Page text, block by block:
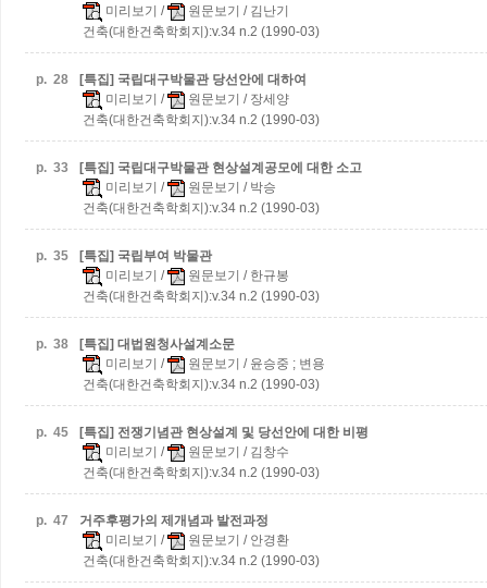
미리보기 / 원문보기 / 김난기
건축(대한건축학회지):v.34 n.2 (1990-03)
p. 28
[특집] 국립대구박물관 당선안에 대하여
미리보기 / 원문보기 / 장세양
건축(대한건축학회지):v.34 n.2 (1990-03)
p. 33
[특집] 국립대구박물관 현상설계공모에 대한 소고
미리보기 / 원문보기 / 박승
건축(대한건축학회지):v.34 n.2 (1990-03)
p. 35
[특집] 국립부여 박물관
미리보기 / 원문보기 / 한규봉
건축(대한건축학회지):v.34 n.2 (1990-03)
p. 38
[특집] 대법원청사설계소문
미리보기 / 원문보기 / 윤승중 ; 변용
건축(대한건축학회지):v.34 n.2 (1990-03)
p. 45
[특집] 전쟁기념관 현상설계 및 당선안에 대한 비평
미리보기 / 원문보기 / 김창수
건축(대한건축학회지):v.34 n.2 (1990-03)
p. 47
거주후평가의 제개념과 발전과정
미리보기 / 원문보기 / 안경환
건축(대한건축학회지):v.34 n.2 (1990-03)